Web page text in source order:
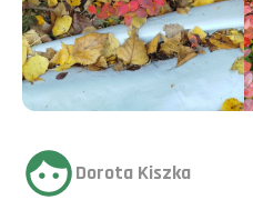
Dorota Kiszka